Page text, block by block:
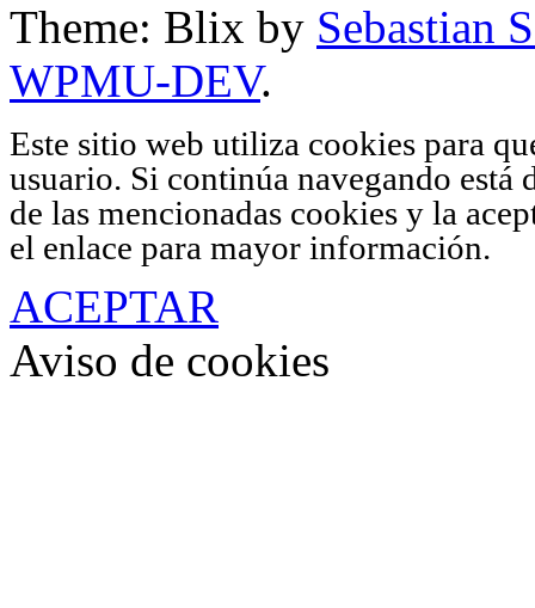
Theme: Blix by Sebastian
WPMU-DEV.
Este sitio web utiliza cookies para
usuario. Si continúa navegando está
de las mencionadas cookies y la
el enlace para mayor información.
ACEPTAR
Aviso de cookies